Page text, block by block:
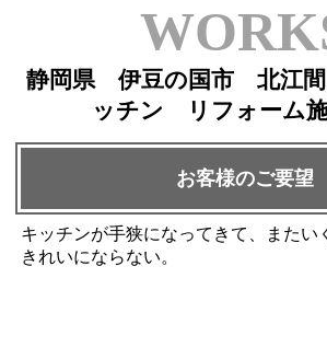
静岡県 伊豆の国市 北江
ッチン リフォーム施
お客様のご要望
キッチンが手狭になってきて、またい
きれいにならない。